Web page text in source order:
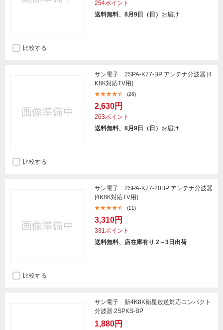
254ポイント
送料無料、8月9日（日） お届け
比較する
サン電子 2SPA-K77-BP アンテナ分波器 [4
K8K対応TV用]
(26)
2,630円
263ポイント
送料無料、8月9日（日） お届け
比較する
サン電子 2SPA-K77-20BP アンテナ分波器
[4K8K対応TV用]
(11)
3,310円
331ポイント
送料無料、店在庫有り 2～3日出荷
比較する
サン電子 新4K8K衛星放送対応コンパクト
分波器 2SPKS-BP
1,880円